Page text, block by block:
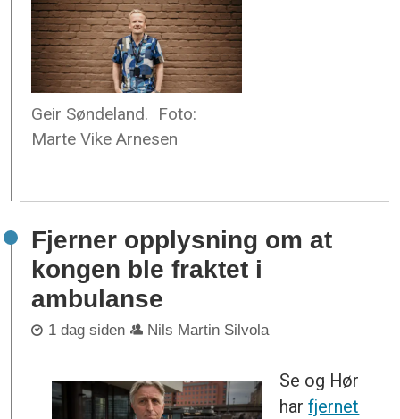
Geir Søndeland.
Foto:
Marte Vike Arnesen
Fjerner opplysning om at
kongen ble fraktet i
ambulanse
1 dag siden Nils Martin Silvola
Se og Hør
harfjernet